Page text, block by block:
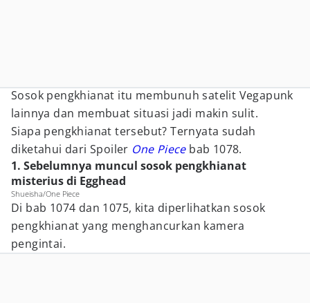
Sosok pengkhianat itu membunuh satelit Vegapunk
lainnya dan membuat situasi jadi makin sulit.
Siapa pengkhianat tersebut? Ternyata sudah
diketahui dari Spoiler One Piece bab 1078.
1. Sebelumnya muncul sosok pengkhianat
misterius di Egghead
Shueisha/One Piece
Di bab 1074 dan 1075, kita diperlihatkan sosok
pengkhianat yang menghancurkan kamera
pengintai.